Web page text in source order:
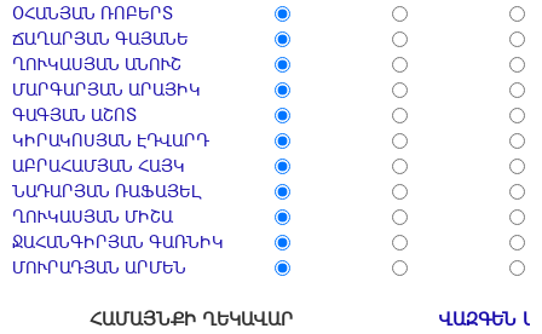
ՕՀԱՆՅԱՆ ՌՈԲԵՐՏ
ՃԱՂԱՐՅԱՆ ԳԱՅԱՆԵ
ՂՈՒԿԱՍՅԱՆ ԱՆՈՒՇ
ՄԱՐԳԱՐՅԱՆ ԱՐԱՅԻԿ
ԳԱԳՅԱՆ ԱՇՈՏ
ԿԻՐԱԿՈՍՅԱՆ ԷԴՎԱՐԴ
ԱԲՐԱՀԱՄՅԱՆ ՀԱՅԿ
ՆԱԴԱՐՅԱՆ ՌԱՖԱՅԵԼ
ՂՈՒԿԱՍՅԱՆ ՄԻՇԱ
ՋԱՀԱՆԳԻՐՅԱՆ ԳԱՌՆԻԿ
ՄՈՒՐԱԴՅԱՆ ԱՐՄԵՆ
ՀԱՄԱՅՆՔԻ ՂԵԿԱՎԱՐ ՎԱԶԳԵՆ